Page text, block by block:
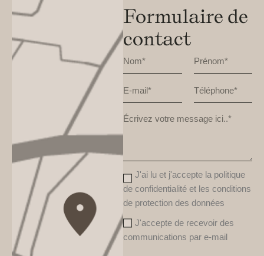
Formulaire de
contact
J'ai lu et j'accepte la politique
de confidentialité et les conditions
de protection des données
J'accepte de recevoir des
communications par e-mail